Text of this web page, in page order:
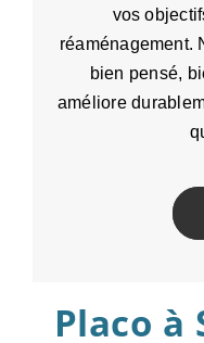
vos
réaménagement.
bien pensé,
améliore
Placo à